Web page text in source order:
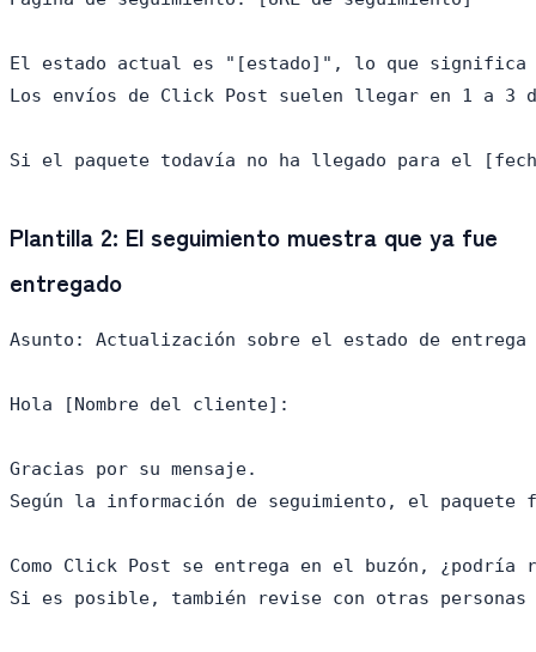
El estado actual es "[estado]", lo que significa
Los envíos de Click Post suelen llegar en 1 a 3
Plantilla 2: El seguimiento muestra que ya fue
entregado
Asunto: Actualización sobre el estado de entrega
Hola [Nombre del cliente]:
Gracias por su mensaje.
Según la información de seguimiento, el paquete
Como Click Post se entrega en el buzón, ¿podría
Si es posible, también revise con otras